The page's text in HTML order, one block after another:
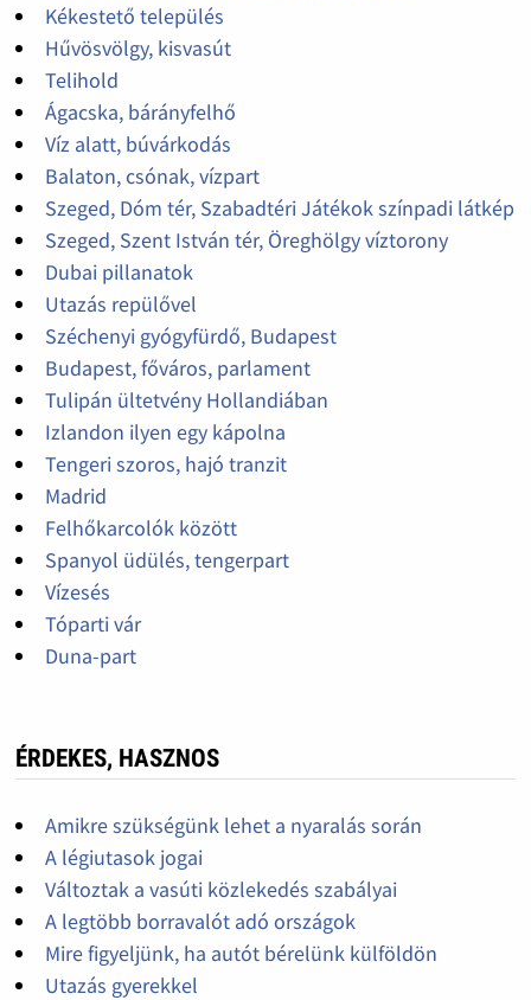
Kékestető település
Hűvösvölgy, kisvasút
Telihold
Ágacska, bárányfelhő
Víz alatt, búvárkodás
Balaton, csónak, vízpart
Szeged, Dóm tér, Szabadtéri Játékok színpadi látkép
Szeged, Szent István tér, Öreghölgy víztorony
Dubai pillanatok
Utazás repülővel
Széchenyi gyógyfürdő, Budapest
Budapest, főváros, parlament
Tulipán ültetvény Hollandiában
Izlandon ilyen egy kápolna
Tengeri szoros, hajó tranzit
Madrid
Felhőkarcolók között
Spanyol üdülés, tengerpart
Vízesés
Tóparti vár
Duna-part
ÉRDEKES, HASZNOS
Amikre szükségünk lehet a nyaralás során
A légiutasok jogai
Változtak a vasúti közlekedés szabályai
A legtöbb borravalót adó országok
Mire figyeljünk, ha autót bérelünk külföldön
Utazás gyerekkel